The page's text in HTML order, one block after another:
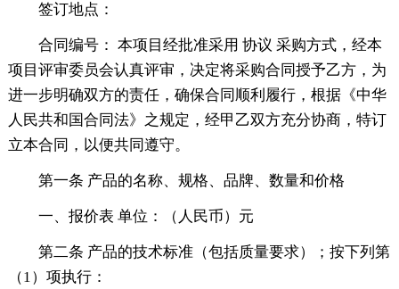
签订地点：
合同编号： 本项目经批准采用 协议 采购方式，经本
项目评审委员会认真评审，决定将采购合同授予乙方，为
进一步明确双方的责任，确保合同顺利履行，根据《中华
人民共和国合同法》之规定，经甲乙双方充分协商，特订
立本合同，以便共同遵守。
第一条 产品的名称、规格、品牌、数量和价格
一、报价表 单位：（人民币）元
第二条 产品的技术标准（包括质量要求）；按下列第
（1）项执行：